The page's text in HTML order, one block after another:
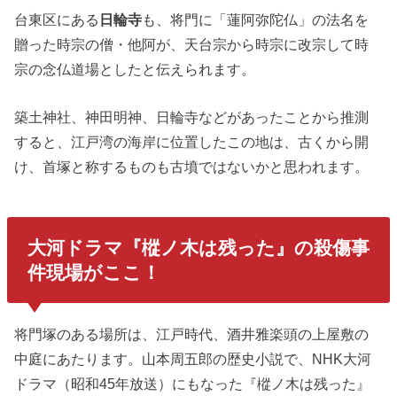
台東区にある 日輪寺も、将門に「蓮阿弥陀仏」の法名を
贈った時宗の僧・他阿が、天台宗から時宗に改宗して時
宗の念仏道場としたと伝えられます。
築土神社、神田明神、日輪寺などがあったことから推測
すると、江戸湾の海岸に位置したこの地は、古くから開
け、首塚と称するものも古墳ではないかと思われます。
大河ドラマ『樅ノ木は残った』の殺傷事
件現場がここ！
将門塚のある場所は、江戸時代、酒井雅楽頭の上屋敷の
中庭にあたります。山本周五郎の歴史小説で、NHK大河
ドラマ（昭和45年放送）にもなった『樅ノ木は残った』